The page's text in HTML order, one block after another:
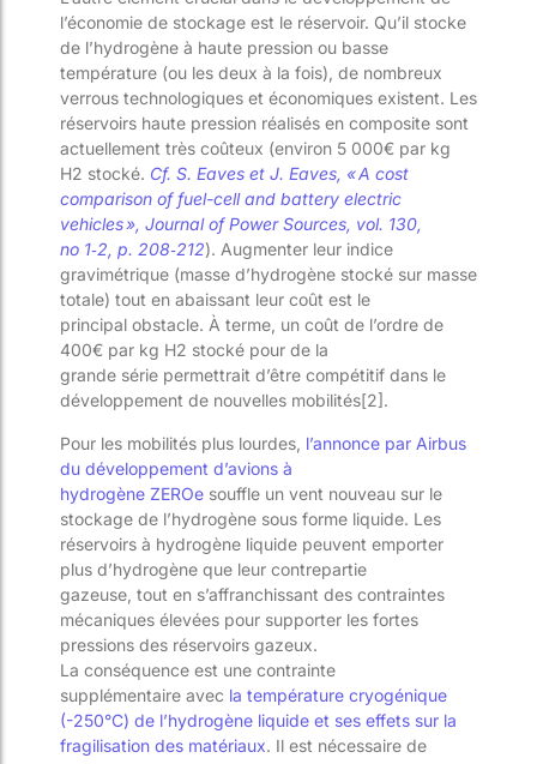
l’économie de stockage est le réservoir. Qu’il stocke
de l’hydrogène à haute pression ou basse
température (ou les deux à la fois) de nombreux
verrous technologiques et économiques existent. Les
réservoirs haute pression réalisés en composite sont
actuellement très coûteux (environ 5 000€ par kg
H2 stocké. Cf. S. Eaves et J. Eaves, « A cost
comparison of fuel-cell and battery electric
vehicles », Journal of Power Sources, vol. 130,
no 1‑2, p. 208‑212). Augmenter leur indice
gravimétrique (masse d’hydrogène stocké sur masse
totale) tout en abaissant leur coût est le
principal obstacle. À terme, un coût de l’ordre de
400€ par kg H2 stocké pour de la
grande série permettrait d’être compétitif dans le
développement de nouvelles mobilités[2].
Pour les mobilités plus lourdes l’annonce par Airbus
du développement d’avions à
hydrogène ZEROe souffle un vent nouveau sur le
stockage de l’hydrogène sous forme liquide. Les
réservoirs à hydrogène liquide peuvent emporter
plus d’hydrogène que leur contrepartie
gazeuse, tout en s’affranchissant des contraintes
mécaniques élevées pour supporter les fortes
pressions des réservoirs gazeux.
La conséquence est une contrainte
supplémentaire avec la température cryogénique
(-250°C) de l’hydrogène liquide et ses effets sur la
fragilisation des matériaux. Il est nécessaire de